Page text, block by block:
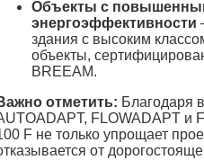
Объекты с
энергоэффективности
здания с высоким
объекты,
BREEAM.
отметить: Благодаря
FLOWADAPT и
F не только упрощает
от